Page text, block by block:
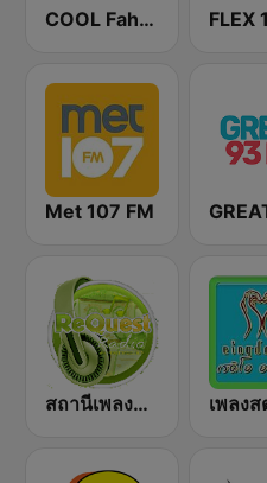
COOL Fahrenheit 93 FM
Met 107 FM
สถานีเพลงสตริง Request Radio